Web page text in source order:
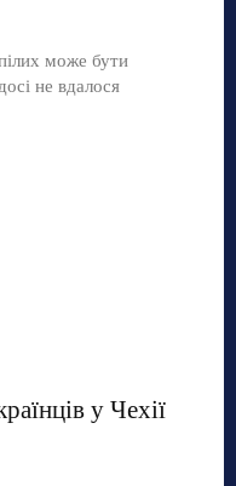
може бути
не вдалося
у Чехії